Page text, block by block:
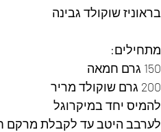
בראוניז שוקולד גבינה
מתחילים:
150 גרם חמאה
200 גרם שוקולד מריר
להמיס יחד במיקרוגל
לערבב היטב עד לקבלת מרקם